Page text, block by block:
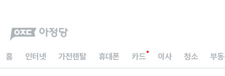
홈 인터넷 가전렌탈 휴대폰 카드 이사 청소 부